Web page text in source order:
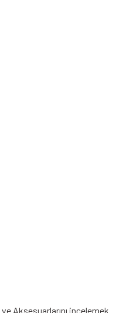
ve Aksesuarlarını incelemek